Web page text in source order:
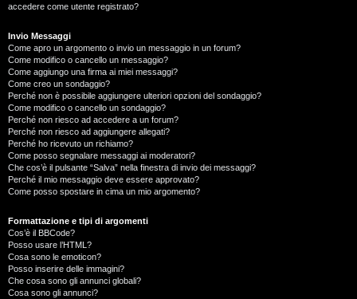
accedere come utente registrato?
Invio Messaggi
Come apro un argomento o invio un messaggio in un forum?
Come modifico o cancello un messaggio?
Come aggiungo una firma ai miei messaggi?
Come creo un sondaggio?
Perché non è possibile aggiungere ulteriori opzioni del sondaggio?
Come modifico o cancello un sondaggio?
Perché non riesco ad accedere a un forum?
Perché non riesco ad aggiungere allegati?
Perché ho ricevuto un richiamo?
Come posso segnalare messaggi ai moderatori?
Che cos’è il pulsante “Salva” nella finestra di invio dei messaggi?
Perché il mio messaggio deve essere approvato?
Come posso spostare in cima un mio argomento?
Formattazione e tipi di argomenti
Cos’è il BBCode?
Posso usare l’HTML?
Cosa sono le emoticon?
Posso inserire delle immagini?
Che cosa sono gli annunci globali?
Cosa sono gli annunci?